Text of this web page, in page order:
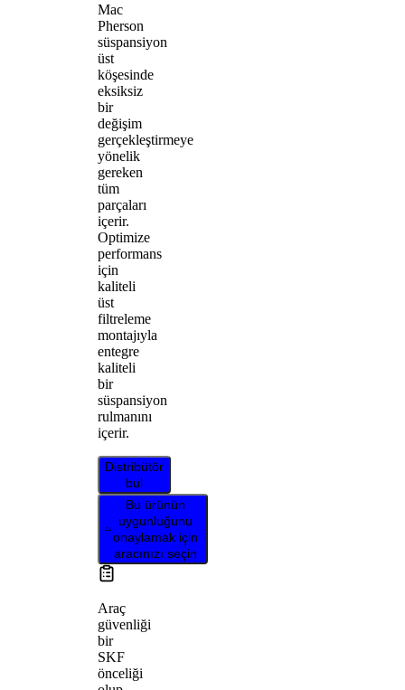
Mac
Pherson
süspansiyon
üst
köşesinde
eksiksiz
bir
değişim
gerçekleştirmeye
yönelik
gereken
tüm
parçaları
içerir.
Optimize
performans
için
kaliteli
üst
filtreleme
montajıyla
entegre
kaliteli
bir
süspansiyon
rulmanını
içerir.
Distribütör
bul
Bu ürünün
uygunluğunu
onaylamak için
aracınızı seçin
Araç
güvenliği
bir
SKF
önceliği